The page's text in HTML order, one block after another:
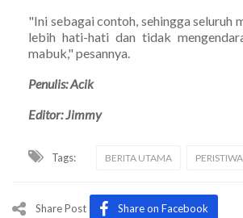
"Ini sebagai contoh, sehingga seluruh
lebih hati-hati dan tidak
mabuk," pesannya.
Penulis: Acik
Editor: Jimmy
Tags: BERITA UTAMA PERISTIWA
Share Post Share on Facebook